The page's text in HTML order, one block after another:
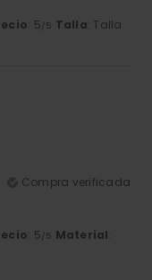
: 5/5 Talla: Talla
Compra verificada
: 5/5 Material: